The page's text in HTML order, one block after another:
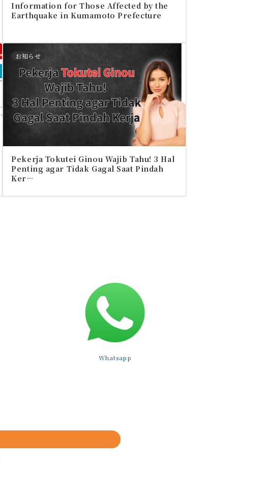
Information for Those Affected by the
Earthquake in Kumamoto Prefecture
お知らせ
Pekerja Tokutei Ginou Wajib Tahu! 3 Hal
Penting agar Tidak Gagal Saat Pindah
Ker…
Whatsapp